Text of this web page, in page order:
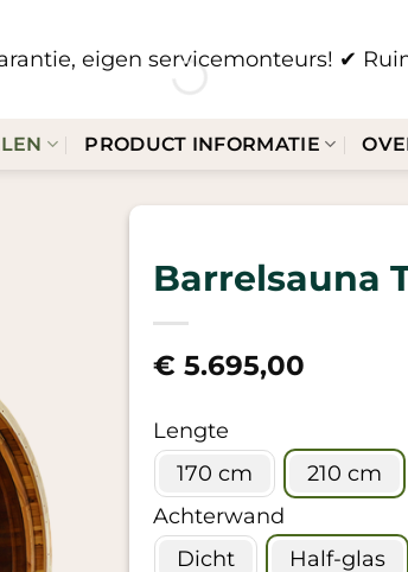
eigen servicemonteurs! ✔
PRODUCT INFORMATIE
Barrelsauna
€ 5.695,00
Lengte
170 cm
210 cm
Achterwand
Dicht
Half-glas